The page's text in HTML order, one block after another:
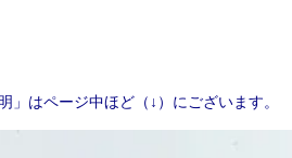
」はページ中ほど（↓）にございます。